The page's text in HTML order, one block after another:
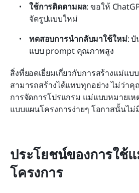
ใช้การติดตามผล: ขอให้
จัดรูปแบบใหม่
ทดสอบการนำกลับมาใช้ใหม่: บั
แบบ prompt คุณภาพสูง
สิ่งที่ยอดเยี่ยมเกี่ยวกับการสร้างแม่แ
สามารถสร้างได้แทบทุกอย่าง ไม่ว่า
การจัดการโปรแกรม แม่แบบหมายเ
แบบแผนโครงการง่ายๆ โอกาสนั้นไ
ประโยชน์ของการใช้
โครงการ